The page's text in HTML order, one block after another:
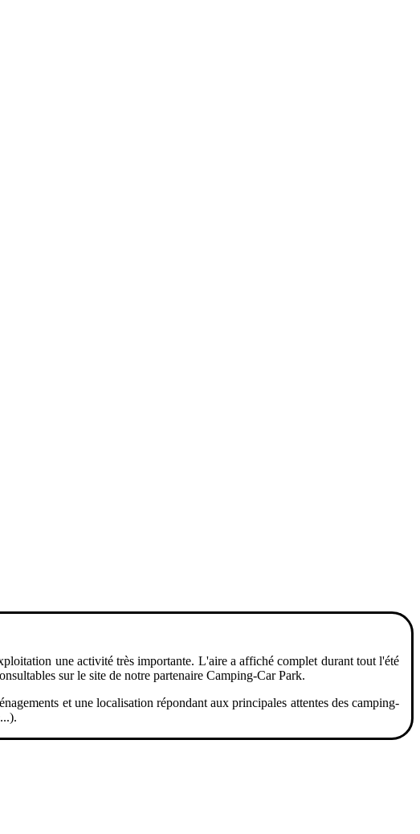
une activité très importante. L'aire a affiché complet durant tout l'été
sur le site de notre partenaire Camping-Car Park.
et une localisation répondant aux principales attentes des camping-